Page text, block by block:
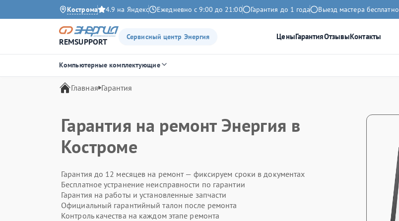
Кострома 4.9 на Яндекс Ежедневно с 9:00 до 21:00 Гарантия до 1 года Выезд мастера бесплатно
REMSUPPORT
Сервисный центр Энергия ЦеныГарантияОтзывыКонтакты
Компьютерные комплектующие
Главная Гарантия
Гарантия на ремонт Энергия в
Костроме
Гарантия до 12 месяцев на ремонт — фиксируем сроки в документах
Бесплатное устранение неисправности по гарантии
Гарантия на работы и установленные запчасти
Официальный гарантийный талон после ремонта
Контроль качества на каждом этапе ремонта